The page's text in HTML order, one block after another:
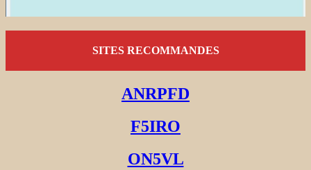
SITES RECOMMANDES
ANRPFD
F5IRO
ON5VL